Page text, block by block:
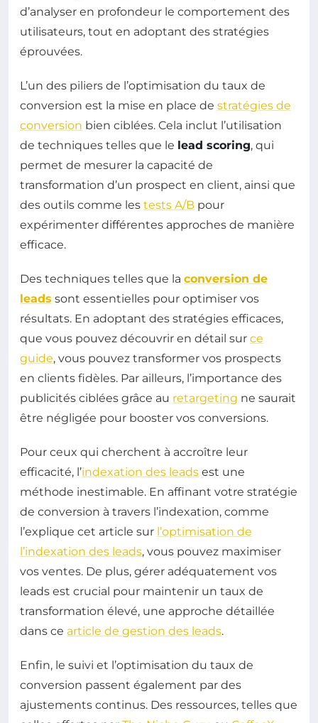
d’analyser en profondeur le comportement des
utilisateurs, tout en adoptant des stratégies
éprouvées.
L’un des piliers de l’optimisation du taux de
conversion est la mise en place de stratégies de
conversion bien ciblées. Cela inclut l’utilisation
de techniques telles que le lead scoring, qui
permet de mesurer la capacité de
transformation d’un prospect en client, ainsi que
des outils comme les tests A/B pour
expérimenter différentes approches de manière
efficace.
Des techniques telles que la conversion de
leads sont essentielles pour optimiser vos
résultats. En adoptant des stratégies efficaces,
que vous pouvez découvrir en détail sur ce
guide, vous pouvez transformer vos prospects
en clients fidèles. Par ailleurs, l’importance des
publicités ciblées grâce au retargeting ne saurait
être négligée pour booster vos conversions.
Pour ceux qui cherchent à accroître leur
efficacité, l’indexation des leads est une
méthode inestimable. En affinant votre stratégie
de conversion à travers l’indexation, comme
l’explique cet article sur l’optimisation de
l’indexation des leads, vous pouvez maximiser
vos ventes. De plus, gérer adéquatement vos
leads est crucial pour maintenir un taux de
transformation élevé, une approche détaillée
dans ce article de gestion des leads.
Enfin, le suivi et l’optimisation du taux de
conversion passent également par des
ajustements continus. Des ressources, telles que